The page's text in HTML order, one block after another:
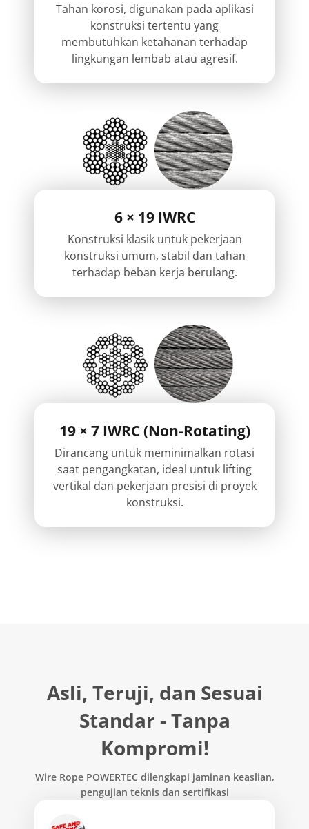
Tahan korosi, digunakan pada aplikasi
konstruksi tertentu yang
membutuhkan ketahanan terhadap
lingkungan lembab atau agresif.
6 × 19 IWRC
Konstruksi klasik untuk pekerjaan
konstruksi umum, stabil dan tahan
terhadap beban kerja berulang.
19 × 7 IWRC (Non-Rotating)
Dirancang untuk meminimalkan rotasi
saat pengangkatan, ideal untuk lifting
vertikal dan pekerjaan presisi di proyek
konstruksi.
Asli, Teruji, dan Sesuai
Standar - Tanpa
Kompromi!
Wire Rope POWERTEC dilengkapi jaminan keaslian,
pengujian teknis dan sertifikasi